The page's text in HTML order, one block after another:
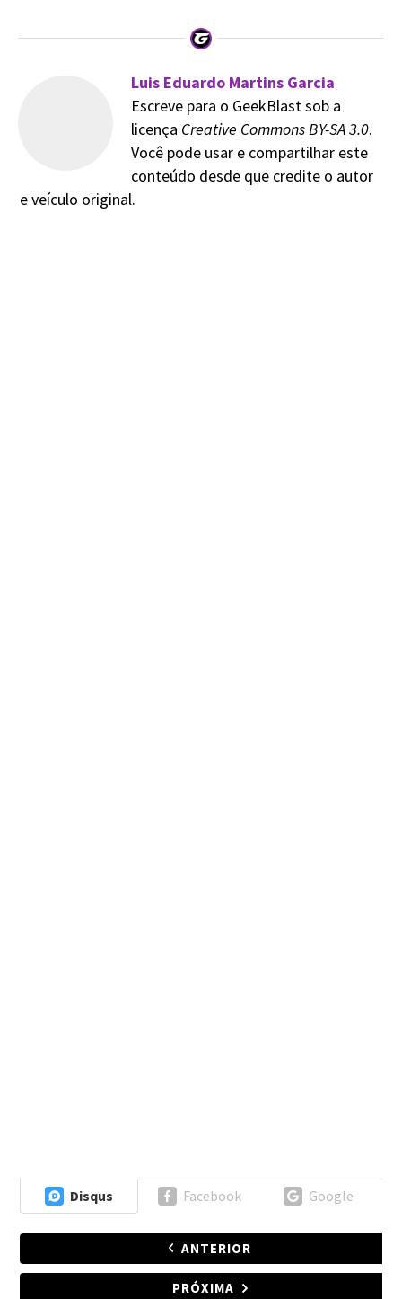
Luis Eduardo Martins Garcia
Escreve para o GeekBlast sob a
licença Creative Commons BY-SA 3.0.
Você pode usar e compartilhar este
conteúdo desde que credite o autor
e veículo original.
Disqus Facebook Google
ANTERIOR
PRÓXIMA